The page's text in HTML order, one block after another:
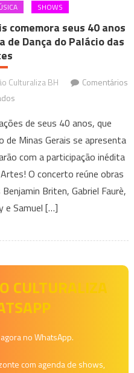
SHOWS
comemora seus 40 anos
de Dança do Palácio das
Culturaliza BH
Comentários
Lírico
de
Minas
Gerais
comemora
seus
apresentação
a
Cia
Dança
Palácio
de seus 40 anos, que
de Minas Gerais se apresenta
com a participação inédita
O concerto reúne obras
Briten, Gabriel Faurè,
e Samuel […]
CULTURALIZA
no WhatsApp.
com agenda de shows,